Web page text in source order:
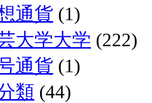
通貨 (1)
大学大学 (222)
通貨 (1)
類 (44)